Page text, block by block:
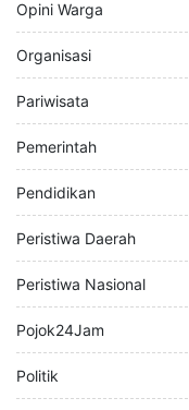
Opini Warga
Organisasi
Pariwisata
Pemerintah
Pendidikan
Peristiwa Daerah
Peristiwa Nasional
Pojok24Jam
Politik